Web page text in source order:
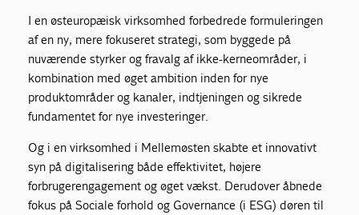
I en østeuropæisk virksomhed forbedrede formuleringen
af en ny, mere fokuseret strategi, som byggede på
nuværende styrker og fravalg af ikke-kerneområder, i
kombination med øget ambition inden for nye
produktområder og kanaler, indtjeningen og sikrede
fundamentet for nye investeringer.
Og i en virksomhed i Mellemøsten skabte et innovativt
syn på digitalisering både effektivitet, højere
forbrugerengagement og øget vækst. Derudover åbnede
fokus på Sociale forhold og Governance (i ESG) døren til